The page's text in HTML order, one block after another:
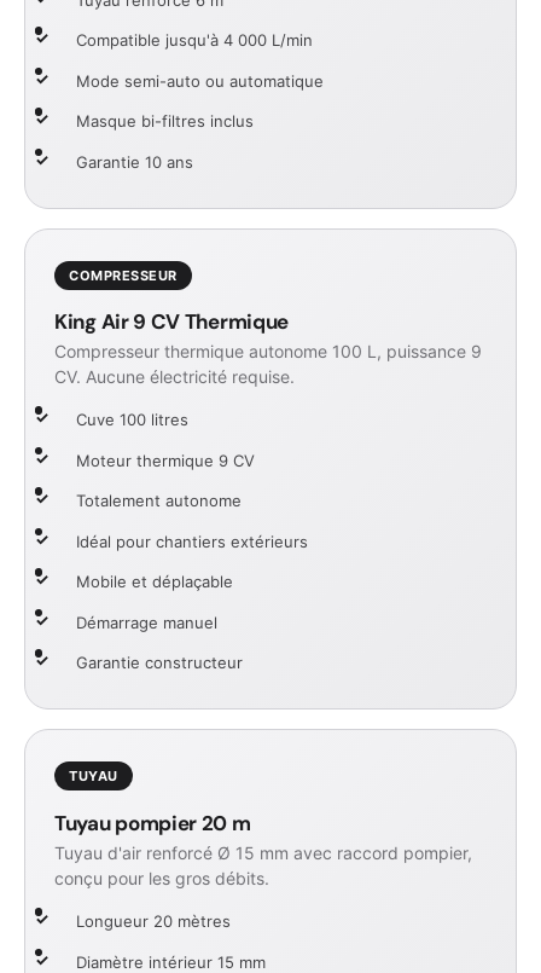
Compatible jusqu'à 4 000 L/min
Mode semi-auto ou automatique
Masque bi-filtres inclus
Garantie 10 ans
COMPRESSEUR
King Air 9 CV Thermique
Compresseur thermique autonome 100 L, puissance 9
CV. Aucune électricité requise.
Cuve 100 litres
Moteur thermique 9 CV
Totalement autonome
Idéal pour chantiers extérieurs
Mobile et déplaçable
Démarrage manuel
Garantie constructeur
TUYAU
Tuyau pompier 20 m
Tuyau d'air renforcé Ø 15 mm avec raccord pompier,
conçu pour les gros débits.
Longueur 20 mètres
Diamètre intérieur 15 mm